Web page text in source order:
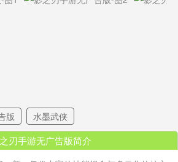
版 水墨武侠
刃手游无广告版简介